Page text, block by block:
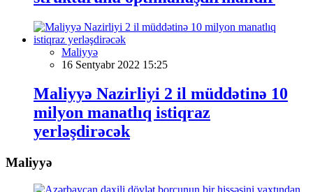
Maliyyə
16 Sentyabr 2022 15:25
Maliyyə Nazirliyi 2 il müddətinə 10
milyon manatlıq istiqraz
yerləşdirəcək
Maliyyə